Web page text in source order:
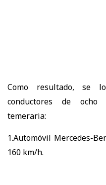
Como resultado, se
conductores de ocho
temeraria:
1.Automóvil Mercedes-
160 km/h.